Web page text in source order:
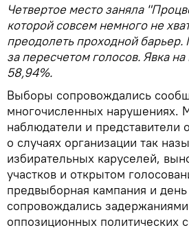
Четвертое место заняла
которой совсем немного не
преодолеть проходной барьер.
за пересчетом голосов. Явка
58,94%.
Выборы сопровождались
многочисленных нарушениях.
наблюдатели и представители
о случаях организации так
избирательных каруселей,
участков и открытом
предвыборная кампания и день
сопровождались
оппозиционных политических